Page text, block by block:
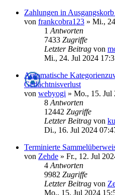
Zahlungen in
von frankcobra123 » Mi.,
1 Antworten
7433 Zugriffe
Letzter Beitrag von
Mi., 24. Jul 2024
Automatische
Gedächtnisverlust
von webyogi » Mo., 15. Jul
8 Antworten
12442 Zugriffe
Letzter Beitrag von
Di., 16. Jul 2024
Terminierte
von Zehde » Fr., 12. Jul
4 Antworten
9982 Zugriffe
Letzter Beitrag von
Mo., 15. Jul 2024